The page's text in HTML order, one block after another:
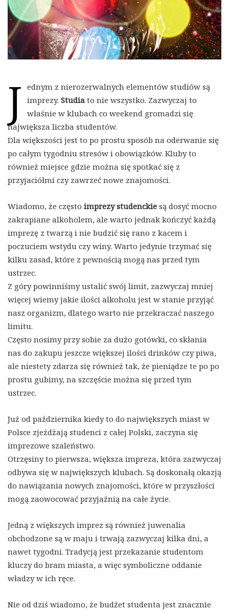
J ednym z nierozerwalnych elementów studiów są
imprezy. Studia to nie wszystko. Zazwyczaj to
właśnie w klubach co weekend gromadzi się
największa liczba studentów.
Dla większości jest to po prostu sposób na oderwanie się
po całym tygodniu stresów i obowiązków. Kluby to
również miejsce gdzie można się spotkać się z
przyjaciółmi czy zawrzeć nowe znajomości.
Wiadomo, że często imprezy studenckie są dosyć mocno
zakrapiane alkoholem, ale warto jednak kończyć każdą
imprezę z twarzą i nie budzić się rano z kacem i
poczuciem wstydu czy winy. Warto jedynie trzymać się
kilku zasad, które z pewnością mogą nas przed tym
ustrzec.
Z góry powinniśmy ustalić swój limit, zazwyczaj mniej
więcej wiemy jakie ilości alkoholu jest w stanie przyjąć
nasz organizm, dlatego warto nie przekraczać naszego
limitu.
Często nosimy przy sobie za dużo gotówki, co skłania
nas do zakupu jeszcze większej ilości drinków czy piwa,
ale niestety zdarza się również tak, że pieniądze te po po
prostu gubimy, na szczęście można się przed tym
ustrzec.
Już od października kiedy to do największych miast w
Polsce zjeżdżają studenci z całej Polski, zaczyna się
imprezowe szaleństwo.
Otrzęsiny to pierwsza, większa impreza, która zazwyczaj
odbywa się w największych klubach. Są doskonałą okazją
do nawiązania nowych znajomości, które w przyszłości
mogą zaowocować przyjaźnią na całe życie.
Jedną z większych imprez są również juwenalia
obchodzone są w maju i trwają zazwyczaj kilka dni, a
nawet tygodni. Tradycją jest przekazanie studentom
kluczy do bram miasta, a więc symboliczne oddanie
władzy w ich ręce.
Nie od dziś wiadomo, że budżet studenta jest znacznie